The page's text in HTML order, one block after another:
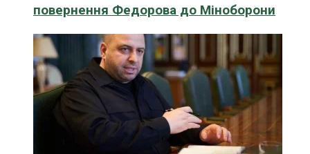
повернення Федорова до Міноборони